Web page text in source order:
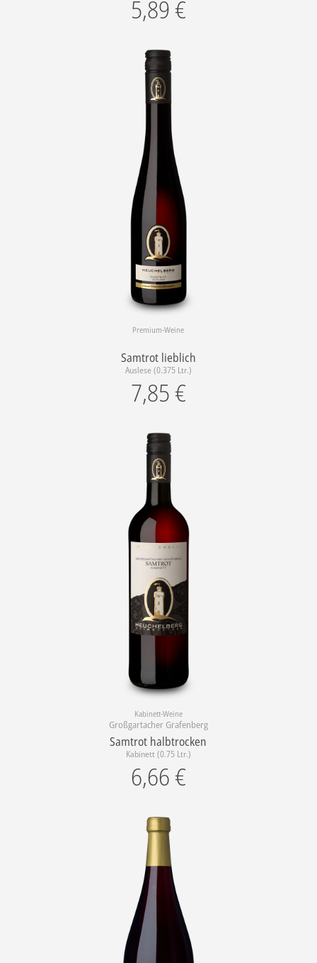
5,89 €
Premium-Weine
Samtrot lieblich
Auslese (0.375 Ltr.)
7,85 €
Kabinett-Weine
Großgartacher Grafenberg
Samtrot halbtrocken
Kabinett (0.75 Ltr.)
6,66 €